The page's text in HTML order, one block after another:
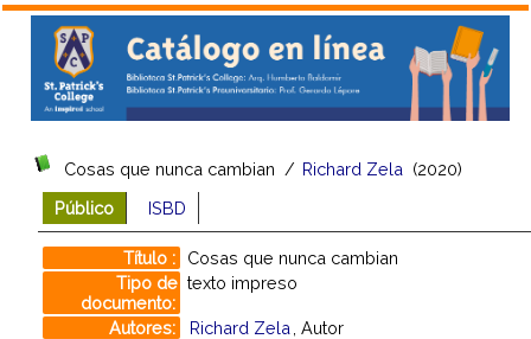
Cosas que nunca cambian / Richard Zela (2020)
Público
ISBD
Título :
Cosas que nunca cambian
Tipo de
documento:
texto impreso
Autores: Richard Zela , Autor